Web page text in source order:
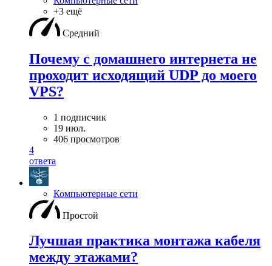
+3 ещё
Средний
Почему с домашнего интернета не
проходит исходящий UDP до моего
VPS?
1 подписчик
19 июл.
406 просмотров
4
ответа
Компьютерные сети
Простой
Лучшая практика монтажа кабеля
между этажами?